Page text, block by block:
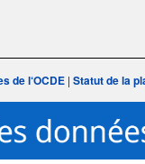
de l‘OCDE | Statut de la